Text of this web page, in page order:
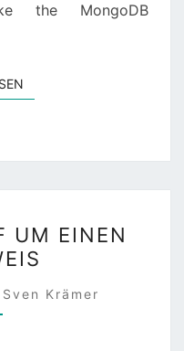
the MongoDB
WEITERLESEN
UM EINEN
Sven Krämer